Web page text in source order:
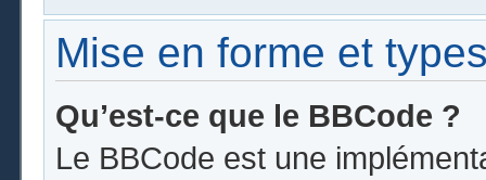
Mise en forme et
Qu’est-ce que le BBCode ?
Le BBCode est une